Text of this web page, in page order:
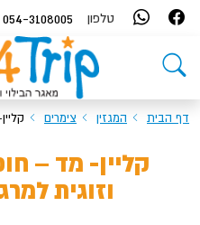
טלפון 054-3108005
דף הבית המגזין צימרים
קליין- מד –
וזוגית